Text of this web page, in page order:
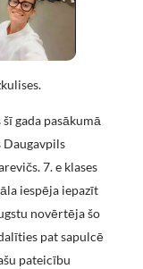
gada pasākumā
Daugavpils
7. e klases
iespēja iepazīt
novērtēja šo
pat sapulcē
pateicību